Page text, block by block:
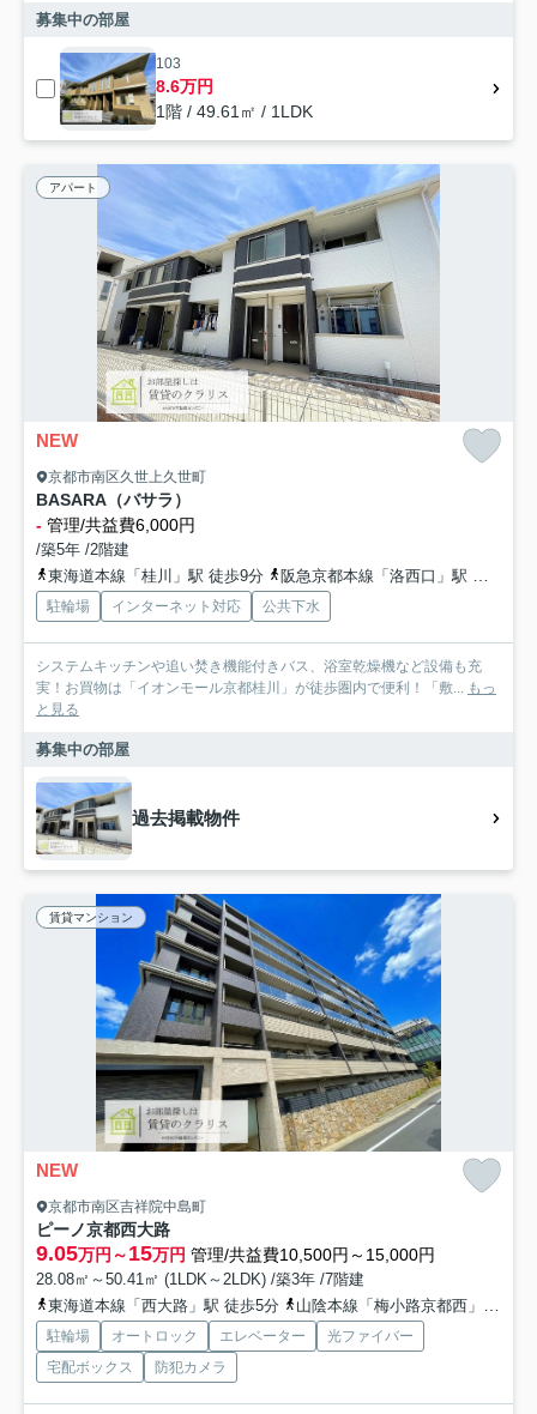
募集中の部屋
103
8.6万円
1階 / 49.61㎡ / 1LDK
アパート
NEW
京都市南区久世上久世町
BASARA（バサラ）
- 管理/共益費6,000円
/築5年 /2階建
東海道本線「桂川」駅 徒歩9分
阪急京都本線「洛西口」駅 徒歩19分
駐輪場 インターネット対応 公共下水
システムキッチンや追い焚き機能付きバス、浴室乾燥機など設備も充
実！お買物は「イオンモール京都桂川」が徒歩圏内で便利！「敷... もっ
と見る
募集中の部屋
過去掲載物件
賃貸マンション
NEW
京都市南区吉祥院中島町
ピーノ京都西大路
9.05万円～15万円 管理/共益費10,500円～15,000円
28.08㎡～50.41㎡ (1LDK～2LDK) /築3年 /7階建
東海道本線「西大路」駅 徒歩5分
山陰本線「梅小路京都西」駅 徒歩23分
駐輪場 オートロック エレベーター
光ファイバー
宅配ボックス
防犯カメラ